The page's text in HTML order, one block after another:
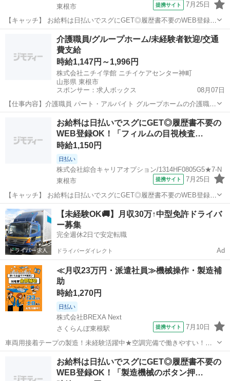
東根市
提携サイト 7月25日
【キャッチ】 お給料は日払いでスグにGET◎履歴書不要のWEB登録
OK！「部品の梱包/検査」高時給1150円～1350円！神町周辺！20代～
40代のスタッフが多数活躍中★ 【コメント】 製造のお仕事をお探しの
工場
介護職員/グループホーム/未経験者歓迎/交通
費支給
時給1,147円～1,996円
株式会社ニチイ学館 ニチイケアセンター神町
山形県 東根市
スポンサー：求人ボックス
08月07日
【仕事内容】介護職員 パート・アルバイト グループホームの介護職員
10月1日より時給アップしました!!早番・遅番・夜勤ができる介護スタ
ッフ募集!明るく笑顔溢れる働きやすい職場です <勤務先>ニチイケア
センター神町 <アクセス>奥...
アルバイト・パート
お給料は日払いでスグにGET◎履歴書不要の
WEB登録OK！「フィルムの目視検査…
時給1,150円
日払い
株式会社綜合キャリアオプション/1314HF0805G5★7-N
東根市
提携サイト 7月25日
【キャッチ】 お給料は日払いでスグにGET◎履歴書不要のWEB登録
OK！「フィルムの目視検査」高時給1150円！さくらんぼ東根周辺！20
代～40代のスタッフが多数活躍中★ 【コメント】 製造のお仕事をお探
しの方必見！ 「...
山形 東根市 仕分け
【未経験OK🚚】月収30万↑中型免許ドライバ
ー募集
完全週休2日で安定転職
ドライバーダイレクト Ad
≪月収23万円・派遣社員≫機械操作・製造補
助
時給1,270円
日払い
株式会社BREXA Next
さくらんぼ東根駅
提携サイト 7月10日
車両用接着テープの製造！未経験活躍中★空調完備で働きやすい！日
払い制度あり！嬉しい土日祝休み＆年間休日125日でプライベートも充
実♪正社員登用制度あり！1食260円程度の格安食堂あり！《山形県東根
市》 人気の工場のお仕事 ...
さくらんぼ東根駅 その他
お給料は日払いでスグにGET◎履歴書不要の
WEB登録OK！「製造機械のボタン押…